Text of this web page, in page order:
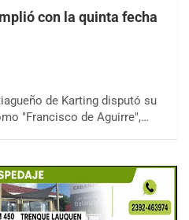
con la quinta fecha
de Karting disputó su
"Francisco de Aguirre",…